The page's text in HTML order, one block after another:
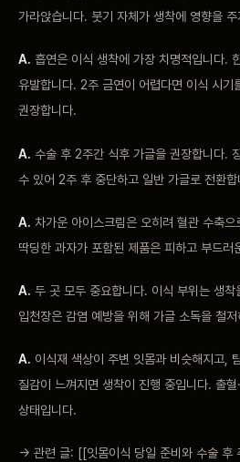
가라앉습니다. 붓기 자체가 생착에 영향을
A. 흡연은 이식 생착에 가장 치명적입니다.
유발합니다. 2주 금연이 어렵다면 이식 시기
권장합니다.
A. 수술 후 2주간 식후 가글을 권장합니다.
수 있어 2주 후 중단하고 일반 가글로 전환합
A. 차가운 아이스크림은 오히려 혈관 수축
딱딩한 과자가 포함된 제품은 피하고 부드러
A. 두 곳 모두 중요합니다. 이식 부위는 생
입천장은 감염 예방을 위해 가글 소독을 철
A. 이식재 색상이 주변 잇몸과 비슷해지고,
질감이 느껴지면 생착이 진행 중입니다. 출
상태입니다.
→ 관련 글: [[잇몸이식 당일 준비와 수술 후